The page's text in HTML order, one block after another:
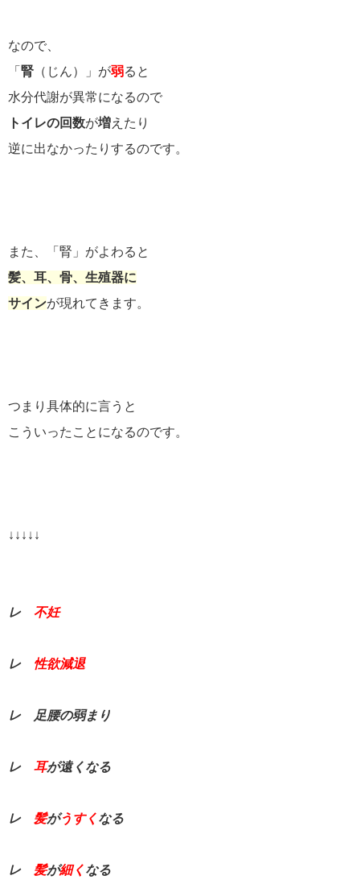
なので、
「 腎 （じん）」が弱ると
水分代謝が異常になるので
トイレの回数が増えたり
逆に出なかったりするのです。
また、「腎」がよわると
髪、耳、骨、生殖器に
サインが現れてきます。
つまり具体的に言うと
こういったことになるのです。
↓↓↓↓↓
レ 不妊
レ 性欲減退
レ 足腰の弱まり
レ 耳が遠くなる
レ 髪がうすく なる
レ 髪が細く なる